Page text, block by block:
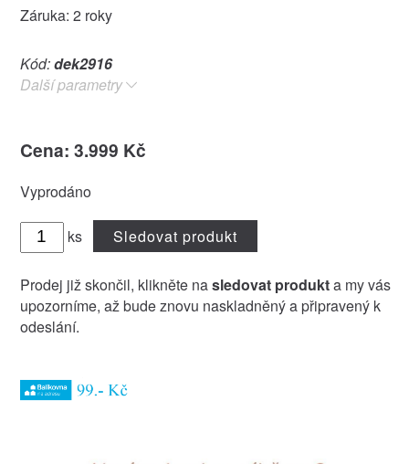
Záruka: 2 roky
Kód:dek2916
Další parametry
Cena: 3.999 Kč
Vyprodáno
ks Sledovat produkt
Prodej již skončil, klikněte nasledovat produkta my vás
upozorníme, až bude znovu naskladněný a připravený k
odeslání.